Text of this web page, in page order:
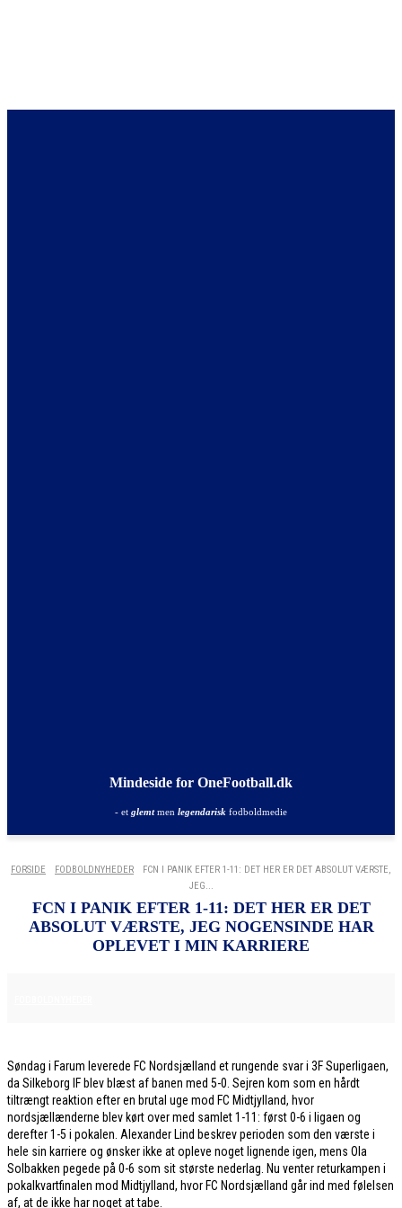
Mindeside for OneFootball.dk
- et glemtmen legendarisk fodboldmedie
FORSIDE FODBOLDNYHEDER
FCN I PANIK EFTER 1-11: DET HER ER DET ABSOLUT VÆRSTE,
JEG...
FCN I PANIK EFTER 1-11: DET HER ER DET
ABSOLUT VÆRSTE, JEG NOGENSINDE HAR
OPLEVET I MIN KARRIERE
Søndag i Farum leverede FC Nordsjælland et rungende svar i 3F Superligaen,
da Silkeborg IF blev blæst af banen med 5-0. Sejren kom som en hårdt
tiltrængt reaktion efter en brutal uge mod FC Midtjylland, hvor
nordsjællænderne blev kørt over med samlet 1-11: først 0-6 i ligaen og
derefter 1-5 i pokalen. Alexander Lind beskrev perioden som den værste i
hele sin karriere og ønsker ikke at opleve noget lignende igen, mens Ola
Solbakken pegede på 0-6 som sit største nederlag. Nu venter returkampen i
pokalkvartfinalen mod Midtjylland, hvor FC Nordsjælland går ind med følelsen
af, at de ikke har noget at tabe.